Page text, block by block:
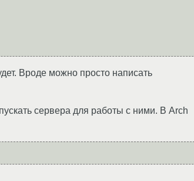
Вроде можно просто написать
сервера для работы с ними. В Arch